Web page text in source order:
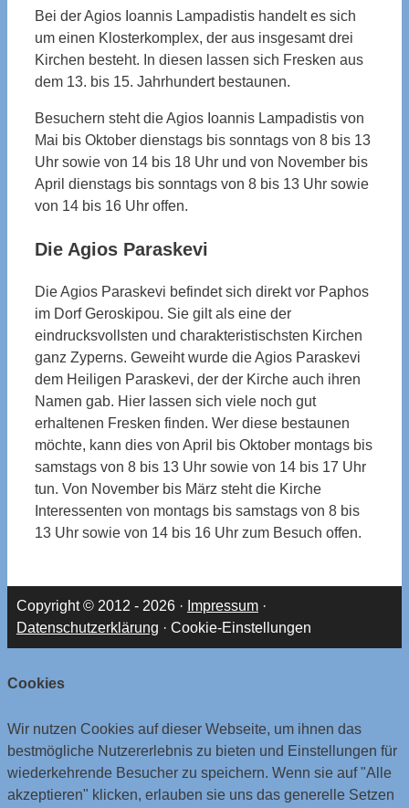
Bei der Agios Ioannis Lampadistis handelt es sich
um einen Klosterkomplex, der aus insgesamt drei
Kirchen besteht. In diesen lassen sich Fresken aus
dem 13. bis 15. Jahrhundert bestaunen.
Besuchern steht die Agios Ioannis Lampadistis von
Mai bis Oktober dienstags bis sonntags von 8 bis 13
Uhr sowie von 14 bis 18 Uhr und von November bis
April dienstags bis sonntags von 8 bis 13 Uhr sowie
von 14 bis 16 Uhr offen.
Die Agios Paraskevi
Die Agios Paraskevi befindet sich direkt vor Paphos
im Dorf Geroskipou. Sie gilt als eine der
eindrucksvollsten und charakteristischsten Kirchen
ganz Zyperns. Geweiht wurde die Agios Paraskevi
dem Heiligen Paraskevi, der der Kirche auch ihren
Namen gab. Hier lassen sich viele noch gut
erhaltenen Fresken finden. Wer diese bestaunen
möchte, kann dies von April bis Oktober montags bis
samstags von 8 bis 13 Uhr sowie von 14 bis 17 Uhr
tun. Von November bis März steht die Kirche
Interessenten von montags bis samstags von 8 bis
13 Uhr sowie von 14 bis 16 Uhr zum Besuch offen.
Copyright © 2012 - 2026 · Impressum ·
Datenschutzerklärung · Cookie-Einstellungen
Cookies
Wir nutzen Cookies auf dieser Webseite, um ihnen das
bestmögliche Nutzererlebnis zu bieten und Einstellungen für
wiederkehrende Besucher zu speichern. Wenn sie auf "Alle
akzeptieren" klicken, erlauben sie uns das generelle Setzen